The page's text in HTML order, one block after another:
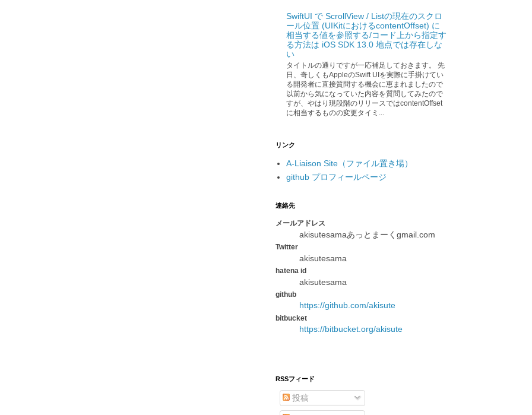
SwiftUI で ScrollView / Listの現在のスクロ
ール位置 (UIKitにおけるcontentOffset) に
相当する値を参照する/コード上から指定す
る方法は iOS SDK 13.0 地点では存在しな
い
タイトルの通りですが一応補足しておきます。 先
日、奇しくもAppleのSwift UIを実際に手掛けてい
る開発者に直接質問する機会に恵まれましたので
以前から気になっていた内容を質問してみたので
すが、やはり現段階のリリースではcontentOffset
に相当するものの変更タイミ...
リンク
A-Liaison Site（ファイル置き場）
github プロフィールページ
連絡先
メールアドレス
akisutesamaあっとまーくgmail.com
Twitter
akisutesama
hatena id
akisutesama
github
https://github.com/akisute
bitbucket
https://bitbucket.org/akisute
RSSフィード
投稿